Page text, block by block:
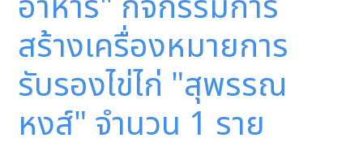
สร้างเครื่องหมายการ
รับรองไข่ไก่ "สุพรรณ
หงส์" จำนวน 1 ราย